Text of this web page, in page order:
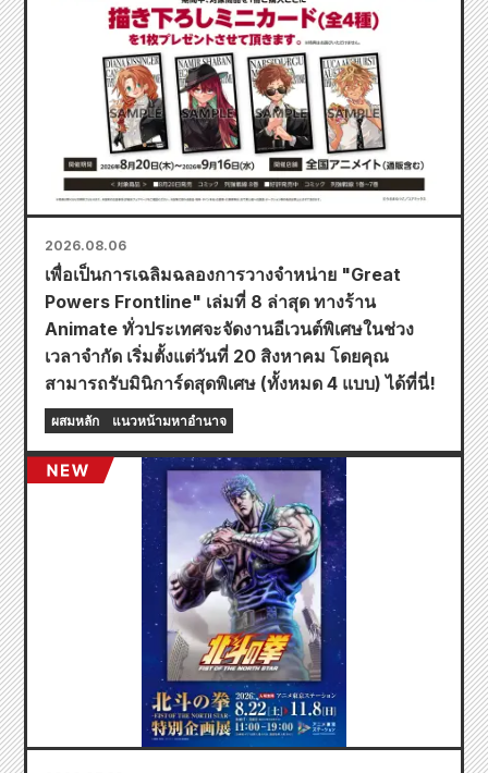
2026.08.06
เพื่อเป็นการเฉลิมฉลองการวางจำหน่าย "Great
Powers Frontline" เล่มที่ 8 ล่าสุด ทางร้าน
Animate ทั่วประเทศจะจัดงานอีเวนต์พิเศษในช่วง
เวลาจำกัด เริ่มตั้งแต่วันที่ 20 สิงหาคม โดยคุณ
สามารถรับมินิการ์ดสุดพิเศษ (ทั้งหมด 4 แบบ) ได้ที่นี่!
ผสมหลัก แนวหน้ามหาอำนาจ